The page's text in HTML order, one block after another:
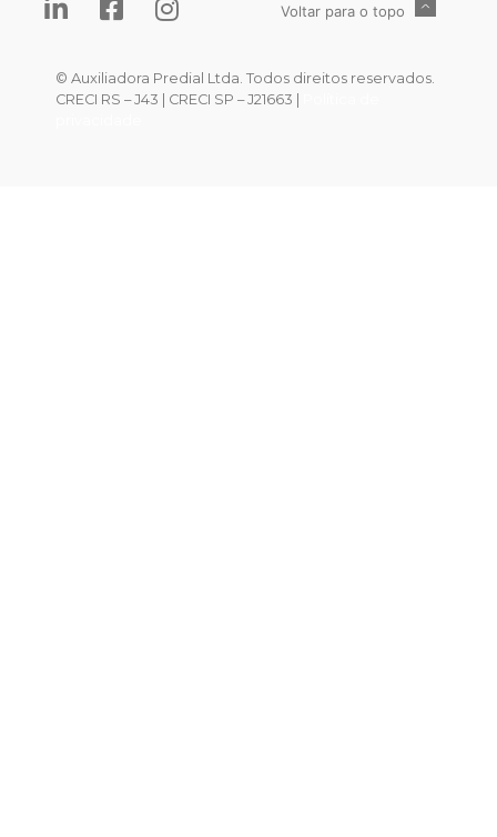
Voltar para o topo
© Auxiliadora Predial Ltda. Todos direitos reservados.
CRECI RS – J43 | CRECI SP – J21663 |